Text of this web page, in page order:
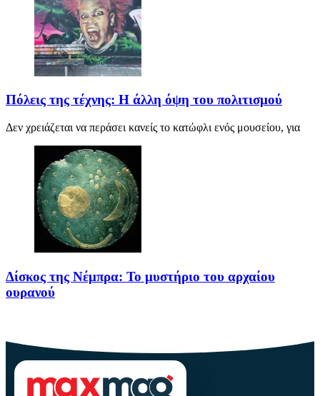
Πόλεις της τέχνης: Η άλλη όψη του πολιτισμού
Δεν χρειάζεται να περάσει κανείς το κατώφλι ενός μουσείου, για
Δίσκος της Νέμπρα: Το μυστήριο του αρχαίου
ουρανού